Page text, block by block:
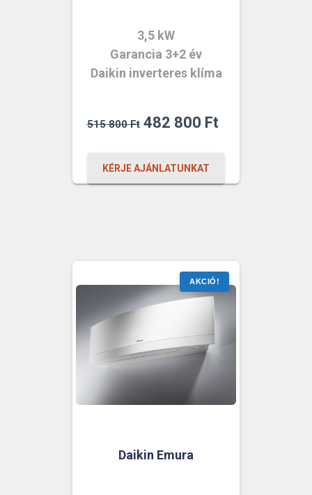
3,5 kW
Garancia 3+2 év
Daikin inverteres klíma
515 800Ft Original
was:
515
482 800 FtCurrent
482
KÉRJE AJÁNLATUNKAT
Daikin Emura